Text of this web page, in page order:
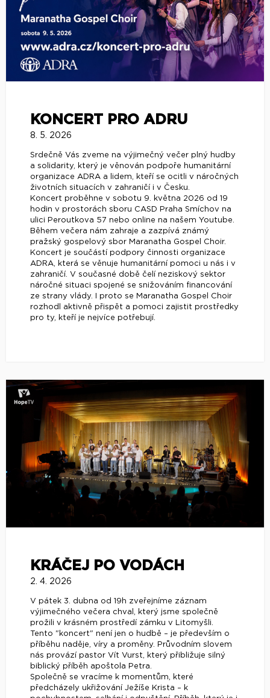
KONCERT PRO ADRU
8. 5. 2026
Srdečně Vás zveme na výjimečný večer plný hudby
a solidarity, který je věnován podpoře humanitární
organizace ADRA a lidem, kteří se ocitli v náročných
životních situacích v zahraničí i v Česku.
Koncert proběhne v sobotu 9. května 2026 od 19
hodin v prostorách sboru CASD Praha Smíchov na
ulici Peroutkova 57 nebo online na našem Youtube.
Během večera nám zahraje a zazpívá známý
pražský gospelový sbor Maranatha Gospel Choir.
Koncert je součástí podpory činnosti organizace
ADRA, která se věnuje humanitární pomoci u nás i v
zahraničí. V současné době čelí neziskový sektor
náročné situaci spojené se snižováním financování
ze strany vlády. I proto se Maranatha Gospel Choir
rozhodl aktivně přispět a pomoci zajistit prostředky
pro ty, kteří je nejvíce potřebují.
KRÁČEJ PO VODÁCH
2. 4. 2026
V pátek 3. dubna od 19h zveřejníme záznam
výjimečného večera chval, který jsme společně
prožili v krásném prostředí zámku v Litomyšli.
Tento "koncert" není jen o hudbě – je především o
příběhu naděje, víry a proměny. Průvodním slovem
nás provází pastor Vít Vurst, který přibližuje silný
biblický příběh apoštola Petra.
Společně se vracíme k momentům, které
předcházely ukřižování Ježíše Krista – k